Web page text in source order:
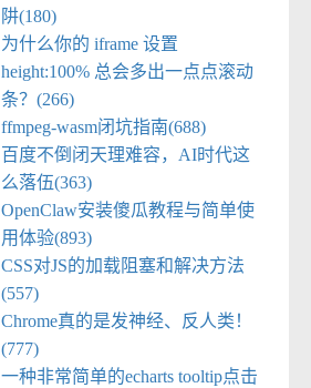
阱(180)
为什么你的 iframe 设置
height:100% 总会多出一点点滚动
条？(266)
ffmpeg-wasm闭坑指南(688)
百度不倒闭天理难容，AI时代这
么落伍(363)
OpenClaw安装傻瓜教程与简单使
用体验(893)
CSS对JS的加载阻塞和解决方法
(557)
Chrome真的是发神经、反人类！
(777)
一种非常简单的echarts tooltip点击